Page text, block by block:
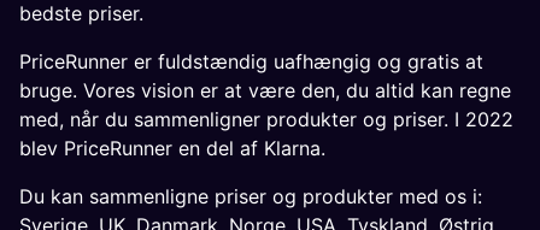
bedste priser.
PriceRunner er fuldstændig uafhængig og gratis at
bruge. Vores vision er at være den, du altid kan regne
med, når du sammenligner produkter og priser. I 2022
blev PriceRunner en del af Klarna.
Du kan sammenligne priser og produkter med os i: